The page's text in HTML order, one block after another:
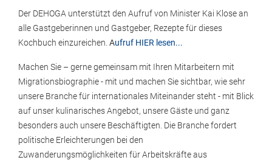
Der DEHOGA unterstützt den Aufruf von Minister Kai Klose an
alle Gastgeberinnen und Gastgeber, Rezepte für dieses
Kochbuch einzureichen. Aufruf HIER lesen...
Machen Sie – gerne gemeinsam mit Ihren Mitarbeitern mit
Migrationsbiographie - mit und machen Sie sichtbar, wie sehr
unsere Branche für internationales Miteinander steht - mit Blick
auf unser kulinarisches Angebot, unsere Gäste und ganz
besonders auch unsere Beschäftigten. Die Branche fordert
politische Erleichterungen bei den
Zuwanderungsmöglichkeiten für Arbeitskräfte aus